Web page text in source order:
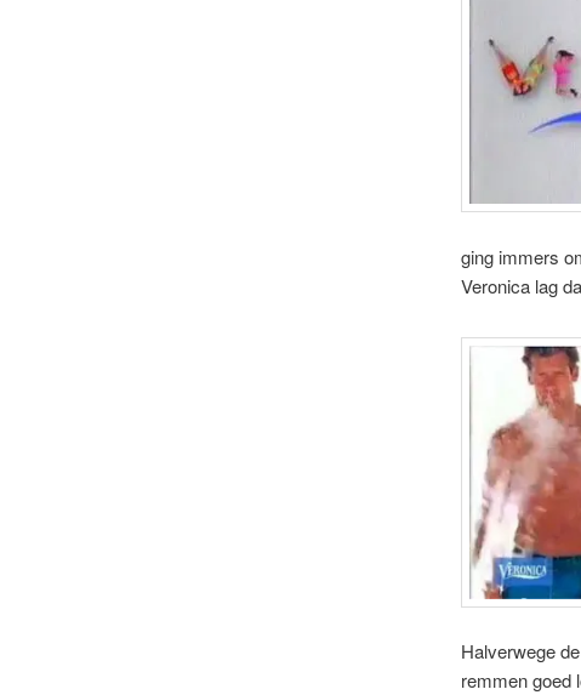
ging immers
Veronica lag
Halverwege
remmen goed